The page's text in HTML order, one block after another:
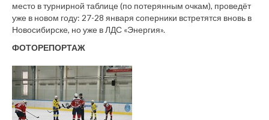
место в турнирной таблице (по потерянным очкам), проведёт
уже в новом году: 27-28 января соперники встретятся вновь в
Новосибирске, но уже в ЛДС «Энергия».
ФОТОРЕПОРТАЖ